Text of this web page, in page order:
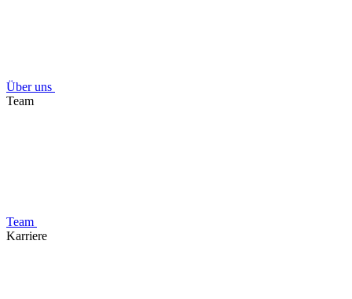
Über uns
Team
Team
Karriere